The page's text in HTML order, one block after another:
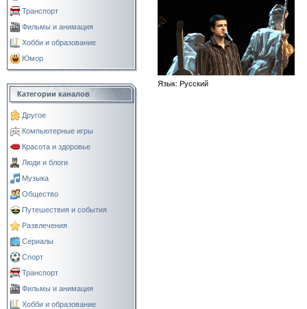
Транспорт
Фильмы и анимация
Хобби и образование
Юмор
Категории каналов
Другое
Компьютерные игры
Красота и здоровье
Люди и блоги
Музыка
Общество
Путешествия и события
Развлечения
Сериалы
Спорт
Транспорт
Фильмы и анимация
Хобби и образование
Язык: Русский